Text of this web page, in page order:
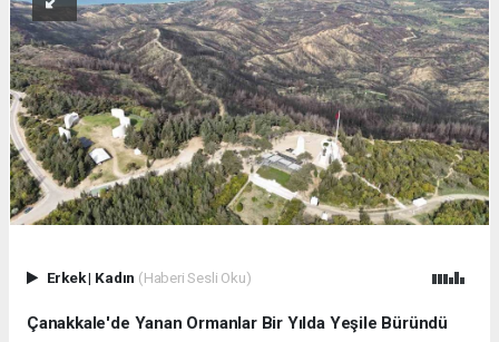
Erkek| Kadın (Haberi Sesli Oku)
Çanakkale'de Yanan Ormanlar Bir Yılda Yeşile Büründü